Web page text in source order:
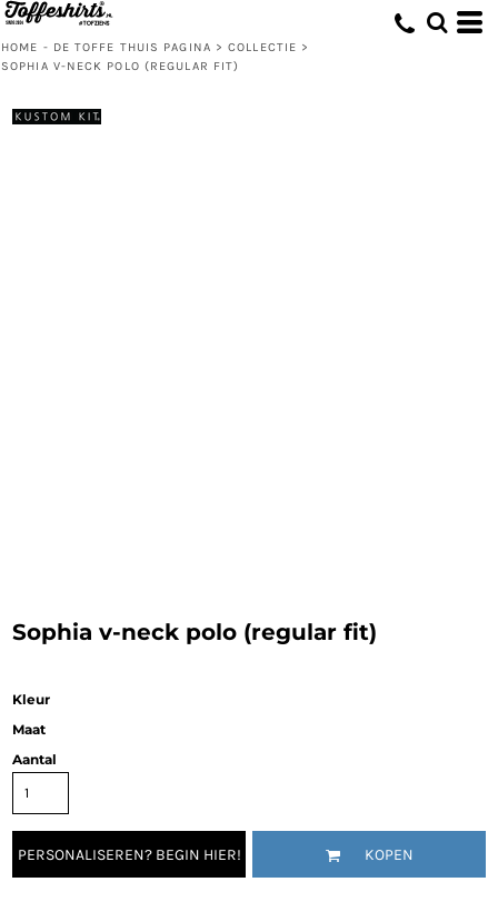
HOME - DE TOFFE THUIS PAGINA > COLLECTIE >
SOPHIA V-NECK POLO (REGULAR FIT)
Sophia v-neck polo (regular fit)
Kleur
Maat
Aantal
PERSONALISEREN? BEGIN HIER! KOPEN